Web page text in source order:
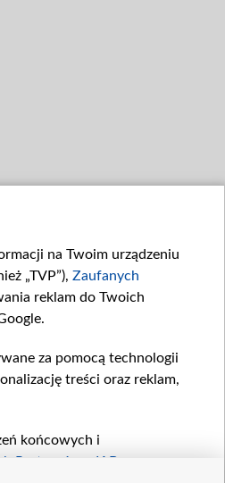
na Twoim urządzeniu
„TVP”), Zaufanych
reklam do Twoich
za pomocą technologii
treści oraz reklam,
końcowych i
Partnerów z IAB